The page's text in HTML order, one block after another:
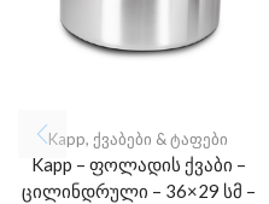
Kapp, ქვაბები & ტაფები
Kapp – ფოლადის ქვაბი –
ცილინდრული – 36×29 სმ –